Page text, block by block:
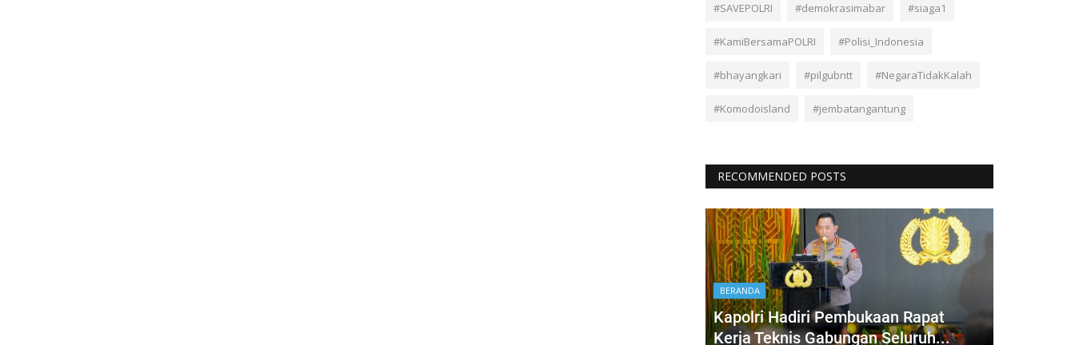
#SAVEPOLRI #demokrasimabar #siaga1
#KamiBersamaPOLRI #Polisi_Indonesia
#bhayangkari #pilgubntt #NegaraTidakKalah
#Komodoisland #jembatangantung
RECOMMENDED POSTS
BERANDA
Kapolri Hadiri Pembukaan Rapat
Kerja Teknis Gabungan Seluruh...